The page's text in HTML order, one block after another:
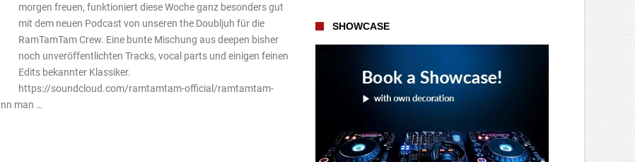
morgen freuen, funktioniert diese Woche ganz besonders gut
mit dem neuen Podcast von unseren the Doubljuh für die
RamTamTam Crew. Eine bunte Mischung aus deepen bisher
noch unveröffentlichten Tracks, vocal parts und einigen feinen
Edits bekannter Klassiker.
https://soundcloud.com/ramtamtam-official/ramtamtam-
man …
SHOWCASE